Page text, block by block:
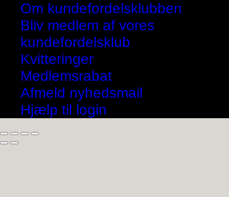
Om kundefordelsklubben
Bliv medlem af vores
kundefordelsklub
Kvitteringer
Medlemsrabat
Afmeld nyhedsmail
Hjælp til login